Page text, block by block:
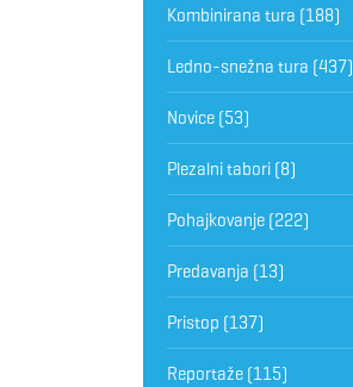
Kombinirana tura (188)
Ledno-snežna tura (437)
Novice(53)
Plezalni tabori(8)
Pohajkovanje(222)
Predavanja (13)
Pristop (137)
Reportaže(115)